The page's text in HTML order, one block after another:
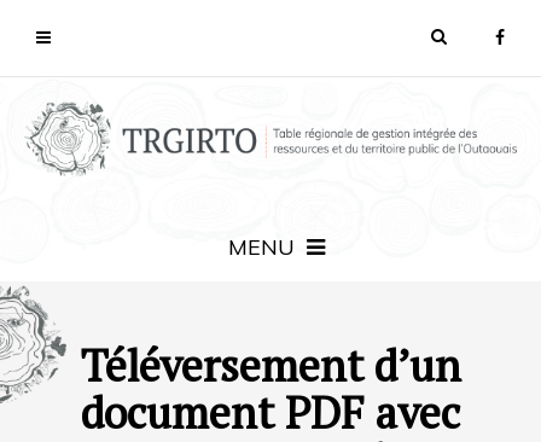
MENU
Téléversement d’un
document PDF avec